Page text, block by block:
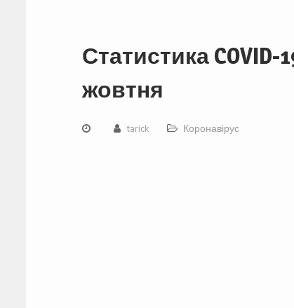
Статистика COVID-
жовтня
tarick Коронавірус